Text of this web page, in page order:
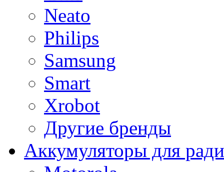
Neato
Philips
Samsung
Smart
Xrobot
Другие бренды
Аккумуляторы для